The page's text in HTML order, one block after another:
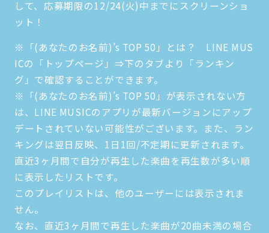
して、応募期限の12/24(火)中までにスクリーンショ
ット！
※「(あなたのお名前)’s TOP 50」とは？ LINE MUS
ICの「トップページ」⇒下のタブより「ランキン
グ」で確認することができます。
※「(あなたのお名前)’s TOP 50」が表示されない方
は、LINE MUSICのアプリが最新バージョンにアップ
デートされていない可能性がございます。また、ラン
キングは翌日反映、1日1回/不定期に更新されます。
直近3ヶ月間で自分が再生した楽曲を再生数が多い順
に表示したリストです。
このプレイリストは、他のユーザーには表示されま
せん。
なお、直近3ヶ月間で再生した楽曲が20曲未満の場合